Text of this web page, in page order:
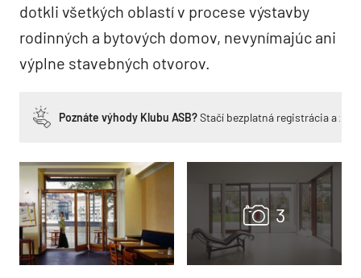
dotkli všetkých oblastí v procese výstavby
rodinných a bytových domov, nevynímajúc ani
výplne stavebných otvorov.
Poznáte výhody Klubu ASB?Stačí bezplatná registrácia a